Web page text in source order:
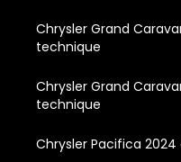
Chrysler Grand
technique
Chrysler Grand
technique
Chrysler Pacifica